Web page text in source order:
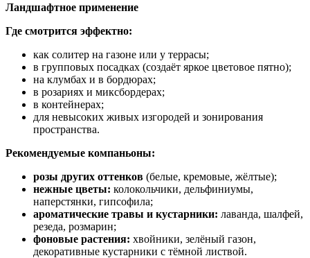
Ландшафтное применение
Где смотрится эффектно:
как солитер на газоне или у террасы;
в групповых посадках (создаёт яркое цветовое пятно);
на клумбах и в бордюрах;
в розариях и миксбордерах;
в контейнерах;
для невысоких живых изгородей и зонирования
пространства.
Рекомендуемые компаньоны:
розы других оттенков (белые, кремовые, жёлтые);
нежные цветы: колокольчики, дельфиниумы,
наперстянки, гипсофила;
ароматические травы и кустарники: лаванда, шалфей,
резеда, розмарин;
фоновые растения: хвойники, зелёный газон,
декоративные кустарники с тёмной листвой.